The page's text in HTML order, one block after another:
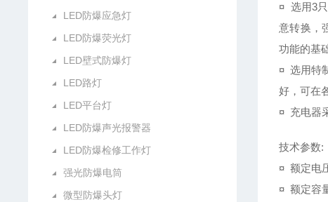
LED防爆应急灯
LED防爆荧光灯
LED壁式防爆灯
LED路灯
LED平台灯
LED防爆声光报警器
LED防爆检修工作灯
强光防爆电筒
微型防爆头灯
¤ 选用3
意转换，
功能的基
¤ 选用特
好，可在
¤ 充电器
技术参数:
¤ 额定电
¤ 额定容